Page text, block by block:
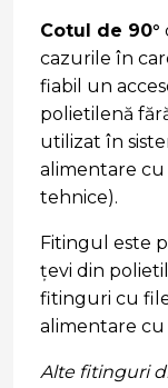
Cotul de 90°
cazurile în
fiabil un
polietilenă
utilizat în
alimentare cu
tehnice).
Fitingul este
țevi din
fitinguri cu
alimentare cu
Alte fitinguri